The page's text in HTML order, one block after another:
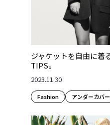
ジャケットを自由に着
TIPS。
2023.11.30
Fashion​ アンダーカバー